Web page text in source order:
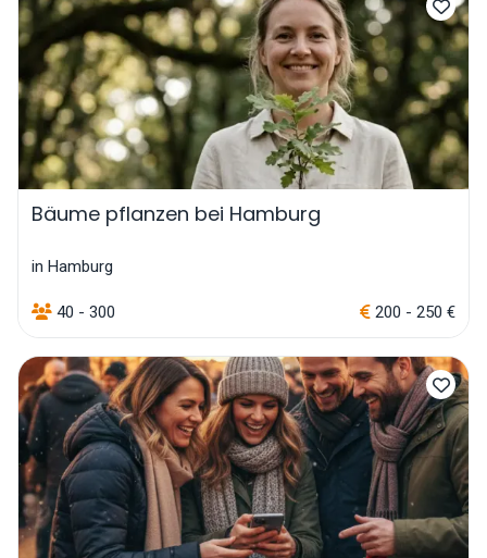
Bäume pflanzen bei Hamburg
in Hamburg
40 - 300 200 - 250 €